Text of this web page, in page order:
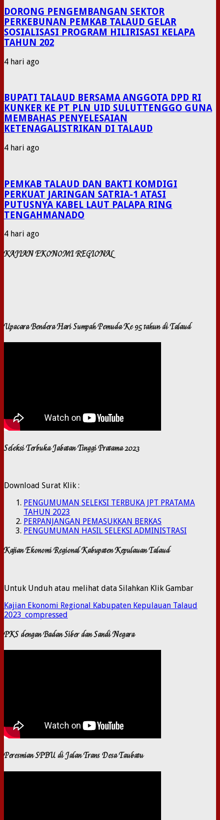
DORONG PENGEMBANGAN SEKTOR
PERKEBUNAN PEMKAB TALAUD GELAR
SOSIALISASI PROGRAM HILIRISASI KELAPA
TAHUN 202
4 hari ago
BUPATI TALAUD BERSAMA ANGGOTA DPD RI
KUNKER KE PT PLN UID SULUTTENGGO GUNA
MEMBAHAS PENYELESAIAN
KETENAGALISTRIKAN DI TALAUD
4 hari ago
PEMKAB TALAUD DAN BAKTI KOMDIGI
PERKUAT JARINGAN SATRIA-1 ATASI
PUTUSNYA KABEL LAUT PALAPA RING
TENGAHMANADO
4 hari ago
KAJIAN EKONOMI REGIONAL
Upacara Bendera Hari Sumpah Pemuda Ke 95 tahun di Talaud
Seleksi Terbuka Jabatan Tinggi Pratama 2023
Download Surat Klik :
PENGUMUMAN SELEKSI TERBUKA JPT PRATAMA
TAHUN 2023
PERPANJANGAN PEMASUKKAN BERKAS
PENGUMUMAN HASIL SELEKSI ADMINISTRASI
Kajian Ekonomi Regional Kabupaten Kepulauan Talaud
Untuk Unduh atau melihat data Silahkan Klik Gambar
Kajian Ekonomi Regional Kabupaten Kepulauan Talaud
2023_compressed
PKS dengan Badan Siber dan Sandi Negara
Peresmian SPBU di Jalan Trans Desa Taubatu